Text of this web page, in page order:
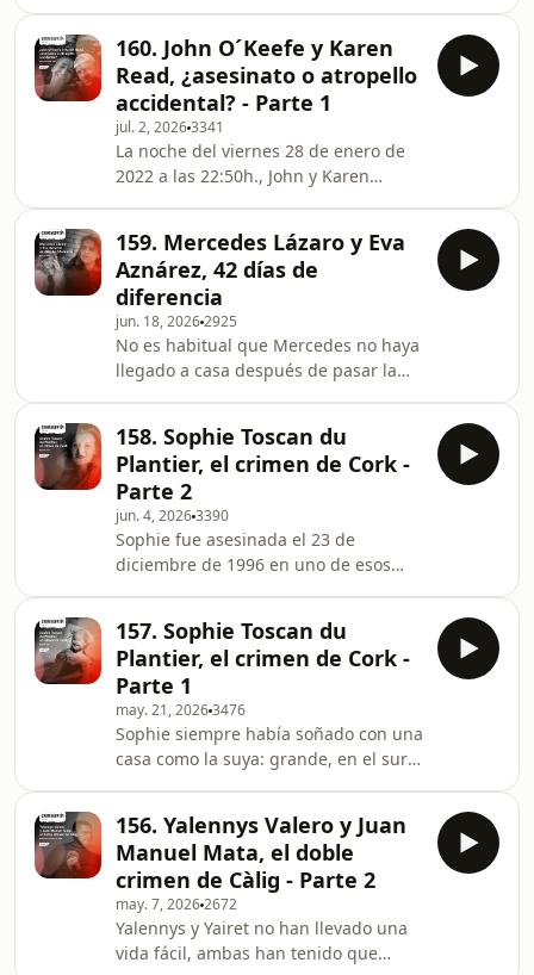
en el blog:
⁠⁠⁠⁠⁠⁠⁠⁠https://criminopatia.com/162-joh
sino que le acusan de homicidio
intencionado, de abandonar a la
víctima y de conducir bajo los efectos
del alcohol. De hecho, Karen no
puede ir al entierro de John porque
su familia ha pedido una orden de
alejamiento y, dos días después,
pasará la noche en
160. John O´Keefe y Karen
Read, ¿asesinato o atropello
accidental? - Parte 1
jul. 2, 20263341
La noche del viernes 28 de enero de
2022 a las 22:50h., John y Karen
algunas de ellas amigas de John y
otras, simplemente, conocidas.
Cuando el local cierra, proponen
continuar la noche en casa de uno de
ellos y John y Karen ponen rumbo
hacia el 43 de Fairview Road. Unas
horas después, Karen encontrará a
John gravemente heri
159. Mercedes Lázaro y Eva
Aznárez, 42 días de
diferencia
jun. 18, 20262925
No es habitual que Mercedes no haya
llegado a casa después de pasar la
tardan en encontrar su cuerpo, que
aparece en el garaje de su casa y que
presenta signos de agresión. 42 días
después y sin tener la certeza de si
está o no relacionado con el caso,
encontrarán un segundo cuerpo: el
de Eva María. Más información en el
blo
158. Sophie Toscan du
Plantier, el crimen de Cork -
Parte 2
jun. 4, 20263390
Sophie fue asesinada el 23 de
diciembre de 1996 en uno de esos
años del último asesinato. Cinco días
después de encontrar su cadáver, un
par de gardaí van a casa de Ian
Bailey, un hombre bastante excéntrico
al que muchos han visto con cortes en
las manos y en la frente. Más
información en el blog:
⁠⁠⁠⁠⁠⁠⁠https://criminop
157. Sophie Toscan du
Plantier, el crimen de Cork -
Parte 1
may. 21, 20263476
Sophie siempre había soñado con una
casa como la suya: grande, en el sur
un paisaje muy, muy tranquilo. Por
eso, cuando el 23 de diciembre de
1996 encuentran su cuerpo tirado en
el camino que lleva a su casa con la
cabeza completamente destrozada,
nadie puede explicárselo. De hecho,
156. Yalennys Valero y Juan
Manuel Mata, el doble
crimen de Càlig - Parte 2
may. 7, 20262672
Yalennys y Yairet no han llevado una
vida fácil, ambas han tenido que